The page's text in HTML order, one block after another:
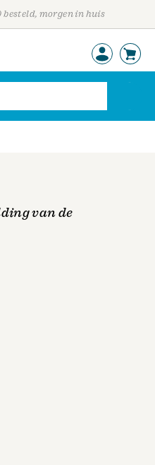
besteld, morgen in huis
van de